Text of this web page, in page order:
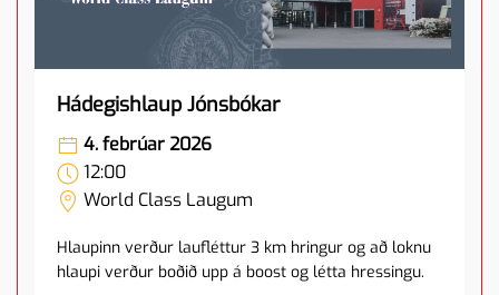
Hádegishlaup Jónsbókar
4. febrúar 2026
12:00
World Class Laugum
Hlaupinn verður laufléttur 3 km hringur og að loknu
hlaupi verður boðið upp á boost og létta hressingu.